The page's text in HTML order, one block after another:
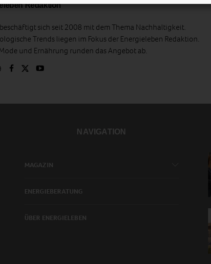
Redaktion
sich seit 2008 mit dem Thema Nachhaltigkeit.
Trends liegen im Fokus der Energieleben Redaktion.
und Ernährung runden das Angebot ab.
NAVIGATION
MAGAZIN
ENERGIEBERATUNG
ÜBER ENERGIELEBEN